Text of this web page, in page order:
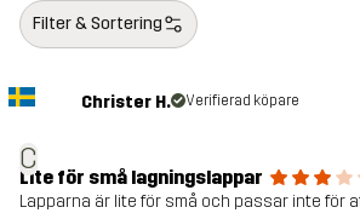
Filter & Sortering
C
Christer H. Verifierad köpare
Lite för små lagningslappar
Lapparna är lite för små och passar inte för